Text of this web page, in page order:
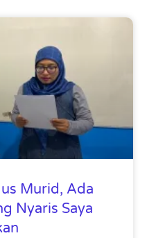
Murid, Ada
Nyaris Saya